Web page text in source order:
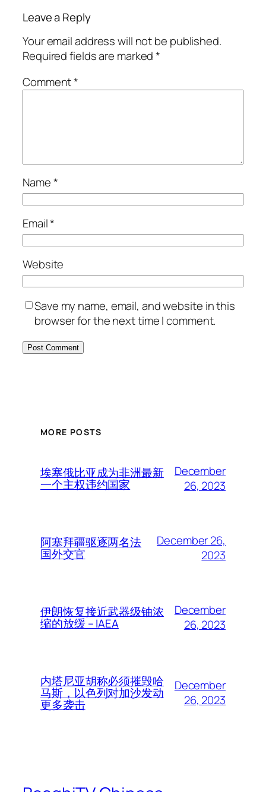
Leave a Reply
Your email address will not be published.
Required fields are marked*
Comment*
Name*
Email*
Website
Save my name, email, and website in this
browser for the next time I comment.
MORE POSTS
埃塞俄比亚成为非洲最新
一个主权违约国家
December
26, 2023
阿塞拜疆驱逐两名法
国外交官
December 26,
2023
伊朗恢复接近武器级铀浓
缩的放缓 – IAEA
December
26, 2023
内塔尼亚胡称必须摧毁哈
马斯，以色列对加沙发动
更多袭击
December
26, 2023